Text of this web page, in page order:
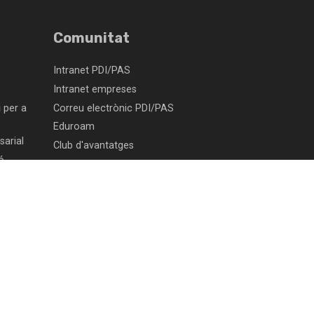
per a
Comunitat
Intranet PDI/PAS
Intranet empreses
Correu electrònic PDI/PAS
Eduroam
Club d'avantatges